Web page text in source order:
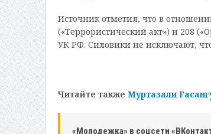
Источник отметил, что в
(«Террористический акт») и 208
УК РФ. Силовики не исключают,
Читайте также Муртазали
«Молодежка» в соцсети